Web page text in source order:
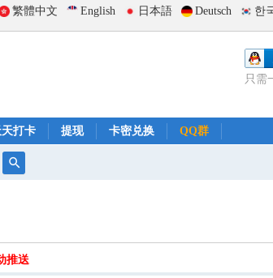
繁體中文 English 日本語 Deutsch 한
只需
天打卡 提现 卡密兑换 QQ群
推送